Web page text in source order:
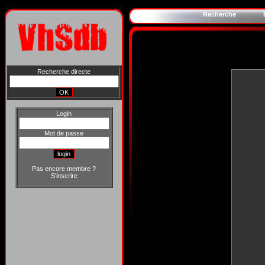
Recherche directe
Login
Mot de passe
Pas encore membre ?
S'inscrire
Recherche